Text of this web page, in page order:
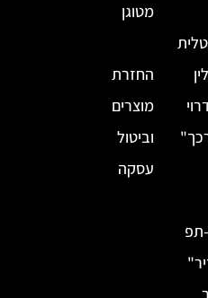
תפ
מטוגן
החזרת
מוצרים
וביטול
עסקה